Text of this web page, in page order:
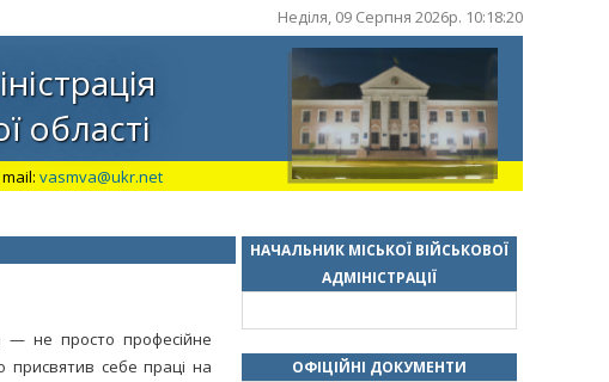
Неділя, 09 Серпня 2026р. 10:18:21
області
vasmva@ukr.net
не просто професійне
присвятив себе праці на
НАЧАЛЬНИК МІСЬКОЇ ВІЙСЬКОВОЇ
АДМІНІСТРАЦІЇ
ОФІЦІЙНІ ДОКУМЕНТИ